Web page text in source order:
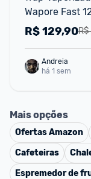
Wapore Fast
De 200ml,
R$
R$129,90
Andreia
há 1 sem
Mais opções
OfertasAmazon
Cafeteiras
Espremedor de